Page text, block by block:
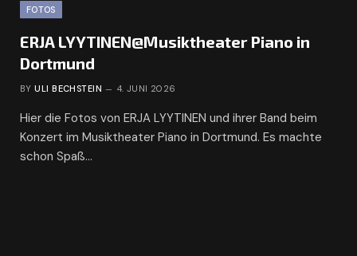
FOTOS
ERJA LYYTINEN@Musiktheater Piano in
Dortmund
BY ULI BECHSTEIN 4. JUNI 2026
Hier die Fotos von ERJA LYYTINEN und ihrer Band beim
Konzert im Musiktheater Piano in Dortmund. Es machte
schon Spaß…